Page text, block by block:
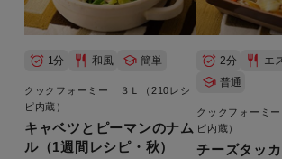
1分 和風 簡単
クックフォーミー ３Ｌ（210レシ
ピ内蔵）
キャベツとピーマンのナム
ル（1週間レシピ・秋）
2分
エ
普通
クックフォーミ
ピ内蔵）
チーズタッ